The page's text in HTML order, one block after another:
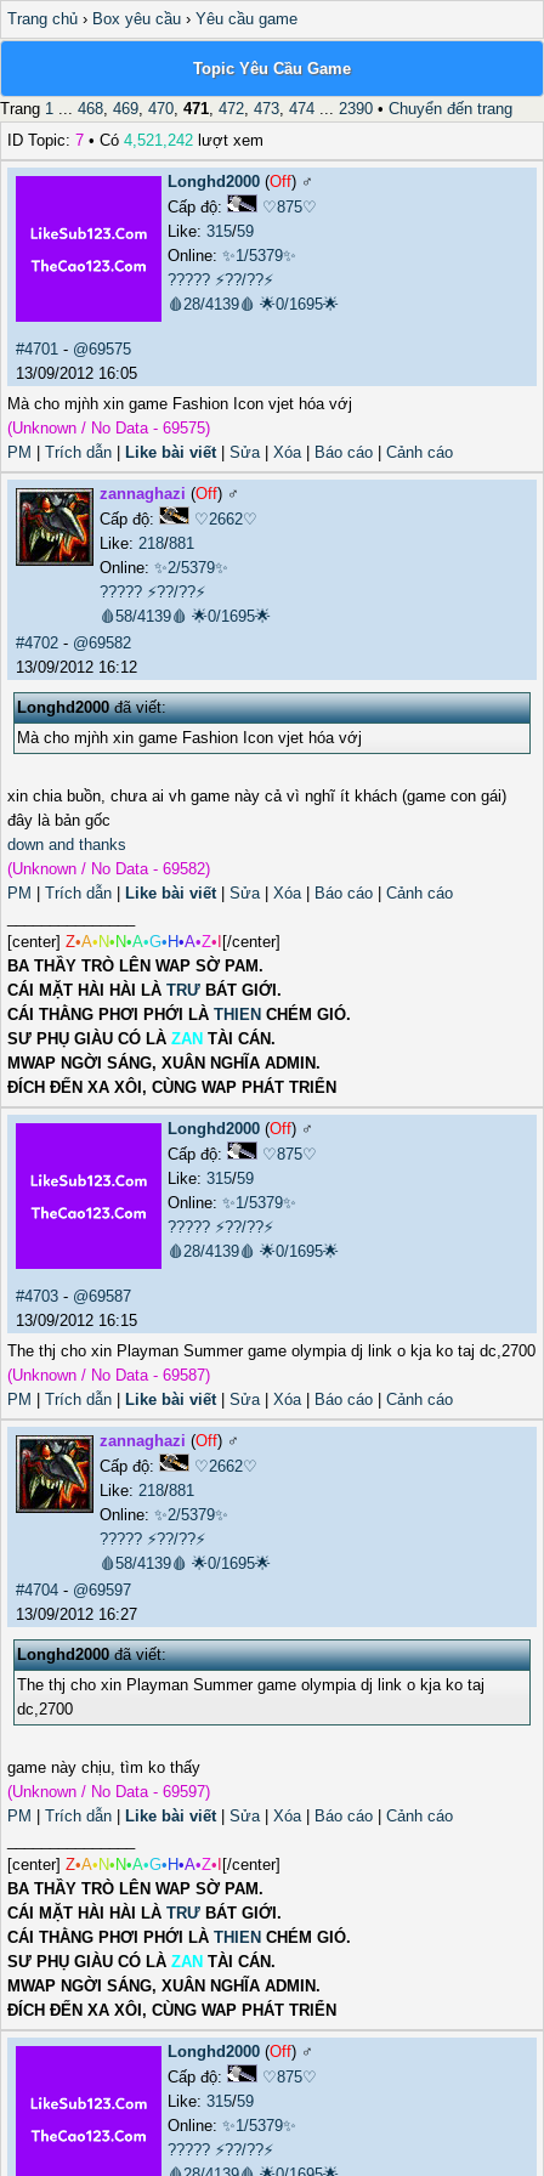
Trang chủ › Box yêu cầu › Yêu cầu game
Topic Yêu Cầu Game
Trang 1 ... 468, 469, 470, 471, 472, 473, 474 ... 2390 • Chuyển đến trang
ID Topic: 7 • Có 4,521,242 lượt xem
Longhd2000 (Off) ♂️
Cấp độ:
♡875♡
Like: 315/59
Online: ✨1/5379✨
????? ⚡??/??⚡
🩸28/4139🩸 🌟0/1695🌟
#4701 - @69575
13/09/2012 16:05
Mà cho mjǹh xin game Fashion Icon vjet hóa vớj
(Unknown / No Data - 69575)
PM
Trích dẫn Like bài viết| Sửa| Xóa| Báo cáo Cảnh cáo
zannaghazi (Off) ♂️
Cấp độ:
♡2662♡
Like: 218/881
Online: ✨2/5379✨
????? ⚡??/??⚡
🩸58/4139🩸 🌟0/1695🌟
#4702 - @69582
13/09/2012 16:12
Longhd2000đã viết:
Mà cho mjǹh xin game Fashion Icon vjet hóa vớj
xin chia buồn, chưa ai vh game này cả vì nghĩ ít khách (game con gái)
đây là bản gốc
down and thanks
(Unknown / No Data - 69582)
PM
Trích dẫn Like bài viết| Sửa| Xóa| Báo cáo
Cảnh cáo
[center] Z•A• N• N•A•G• H•A•Z• [/center]
BA THẦY TRÒ LÊN WAP SỜ PAM.
CÁI MẶT HÀI HÀI LÀ TRƯ BÁT GIỚI.
CÁI THẰNG PHƠI PHỚI LÀ THIEN CHÉM GIÓ.
SƯ PHỤ GIÀU CÓ LÀ ZAN TÀI CÁN.
MWAP NGỜI SÁNG, XUÂN NGHĨA ADMIN.
ĐÍCH ĐẾN XA XÔI, CÙNG WAP PHÁT TRIỂN
Longhd2000 (Off) ♂️
Cấp độ:
♡875♡
Like: 315/59
Online: ✨1/5379✨
????? ⚡??/??⚡
🩸28/4139🩸 🌟0/1695🌟
#4703 - @69587
13/09/2012 16:15
The thj cho xin Playman Summer game olympia dj link o kja ko taj dc,2700
(Unknown / No Data - 69587)
PM
Trích dẫn Like bài viết| Sửa| Xóa| Báo cáo Cảnh cáo
zannaghazi (Off) ♂️
Cấp độ:
♡2662♡
Like: 218/881
Online: ✨2/5379✨
????? ⚡??/??⚡
🩸58/4139🩸 🌟0/1695🌟
#4704 - @69597
13/09/2012 16:27
Longhd2000đã viết:
The thj cho xin Playman Summer game olympia dj link o kja ko taj
dc,2700
game này chịu, tìm ko thấy
(Unknown / No Data - 69597)
PM
Trích dẫn Like bài viết| Sửa| Xóa| Báo cáo
Cảnh cáo
[center] Z•A• N• N•A•G• H•A•Z• [/center]
BA THẦY TRÒ LÊN WAP SỜ PAM.
CÁI MẶT HÀI HÀI LÀ TRƯ BÁT GIỚI.
CÁI THẰNG PHƠI PHỚI LÀ THIEN CHÉM GIÓ.
SƯ PHỤ GIÀU CÓ LÀ ZAN TÀI CÁN.
MWAP NGỜI SÁNG, XUÂN NGHĨA ADMIN.
ĐÍCH ĐẾN XA XÔI, CÙNG WAP PHÁT TRIỂN
Longhd2000 (Off) ♂️
Cấp độ:
♡875♡
Like: 315/59
Online: ✨1/5379✨
????? ⚡??/??⚡